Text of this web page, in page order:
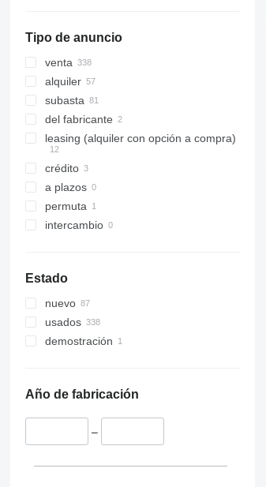
Tipo de anuncio
venta
alquiler
subasta
del fabricante
leasing (alquiler con opción a compra)
crédito
a plazos
permuta
intercambio
Estado
nuevo
usados
demostración
Año de fabricación
–